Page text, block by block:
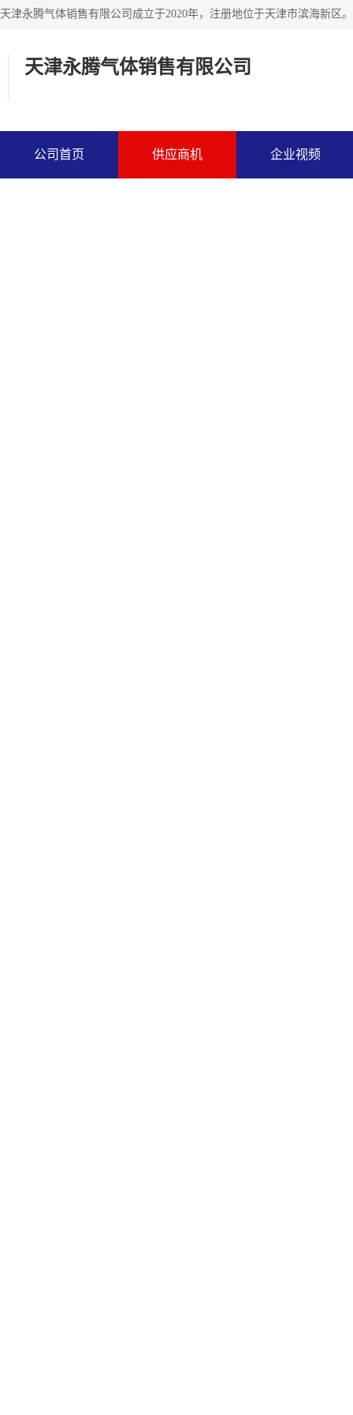
天津永腾气体销售有限公司
公司首页 供应商机 企业视频